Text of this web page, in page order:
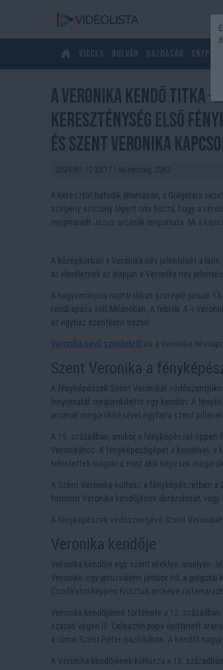
Vicces Bulvár Gazdaság Crypto
A Veronika kendő titka
kereszténység első
és Szent Veronika
2024-01-12 23:17 | Nézettség: 2262
A keresztút hatodik állomásán, a Golgotára
szegény asszony lépett oda hozzá, hogy a
megmaradt Jézus arcának lenyomata. Mi a
A középkorban a Veronika név jelentését a
az elméletnek az alapján a Veronika név
A hagyományos naptárakban szereplő január
rendi apáca volt Milánóban. A febriár 4.-i
az egyház szentként tisztel.
Veronika nevű szentekről és a Veronika
Szent Veronika a
A fényképészek Szent Veronikát
lenyomatát megörökítette egy kendőn. A
arcának megörökítésével egyfajta szent
A 19. században, amikor a fényképészet
Veronikához. A fényképezőgépet a kendővel,
tekintettek magukra, mint akik képesek
A Szent Veronika-kultusz a fényképészetben
fotózott Veronika kendőjének ábrázolását, vagy
A fényképészek védőszentjévé Szent
Veronika kendője
Veronika kendője egy szent ereklye, amelyen
Veronika, egy jeruzsálemi jámbor nő, a
Csodálatosképpen Krisztus arcképe rajtamaradt
Veronika kendőjének története a 12.
század végén III. Celesztin pápa építtetett
a római Szent Péter-bazilikában. A kendőt
A Veronika kendőjének kultusza a 13.